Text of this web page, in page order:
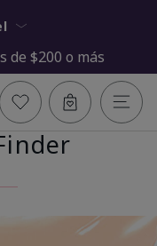
de $200 o más